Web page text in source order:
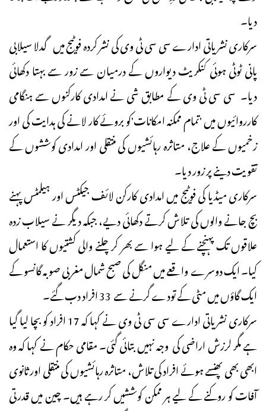
دیا۔
سرکاری نشریاتی ادارے سی سی ٹی وی کی نشر کردہ فوٹیج میں گدلا سیلابی
پانی ٹوٹی ہوئی کنکریٹ دیواروں کے درمیان سے زور سے بہتا دکھائی
دیا۔ سی سی ٹی وی کے مطابق شی نے امدادی کارکنوں سے ہنگامی
کارروائیوں میں 'تمام ممکنہ امکانات'کو بروئے کار لانے کی ہدایت کی اور
زخمیوں کے علاج، متاثرہ رہائشیوں کی منتقلی اور امدادی کوششوں کے
تقویت دینے پر زور دیا۔
سرکاری میڈیا کی فوٹیج میں امدادی کارکن لائف جیکٹس اور ہیلمٹس پہنے
بچ جانے والوں کی تلاش کرتے دکھائی دیے، جبکہ دیگر نے سیلاب زدہ
علاقوں تک پہنچنے کے لیے ہوا سے بھر کر چلنے والی کشتیوں کا استعمال
کیا۔ ایک دوسرے واقعے میں منگل کی صبح شمال مغربی صوبہ گانسو کے
ایک گاؤں میں مٹی کے تودے گرنے سے 33 افراد دب گئے۔
سرکاری نشریاتی ادارے سی سی ٹی وی نے کہا کہ 17 افراد کو بچا لیا گیا
ہے مگر لرزش اراضی کی وجہ نہیں بتائی گئی۔ مقامی حکام نے کہا کہ وہ
ابھی بھی پھنسے ہوئے افراد کی تلاش، متاثرہ رہائشیوں کی منتقلی اور ثانوی
آفات کو روکنے کے لیے ہر ممکن کوششیں کر رہے ہیں۔ چین میں قدرتی